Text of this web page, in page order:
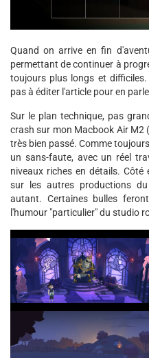
Quand on arrive en fin
permettant de continuer à
toujours plus longs et
pas à éditer l'article pour en
Sur le plan technique, pas
crash sur mon Macbook Air M2
très bien passé. Comme
un sans-faute, avec un réel
niveaux riches en détails. Côté
sur les autres productions
autant. Certaines bulles
l'humour "particulier" du studio